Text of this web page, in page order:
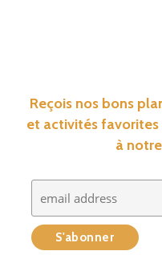
Reçois nos bons
et activités favorites
à